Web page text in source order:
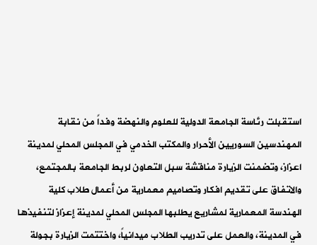
استقبلت رئاسة الجامعة الدولية للعلوم والنهضة وفداً من نقابة
المهندسين السوريين الأحرار والمكتب الخدمي في المجلس المحلي لمدينة
اعزاز، وتضمنت الزيارة مناقشة سبل التعاون لربط الجامعة بالمجتمع،
والاتفاق على تقديم افكار وتصاميم معمارية من أعمال طلاب كلية
الهندسة المعمارية لمشاريع يطلبها المجلس المحلي لمدينة إعزاز لتنفيذها
في المدينة، والعمل على تدريب الطلاب ميدانياً، واختتمت الزيارة بجولة